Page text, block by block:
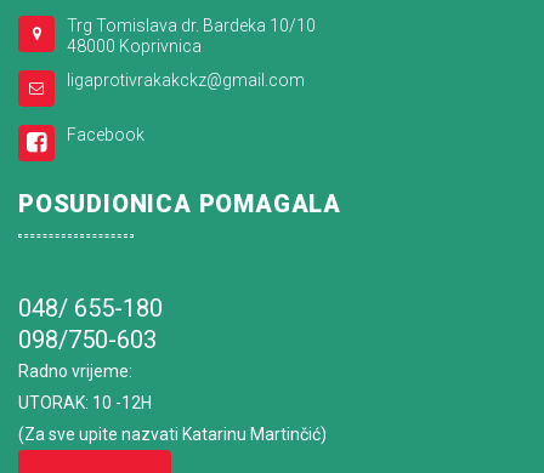
Trg Tomislava dr. Bardeka 10/10
48000 Koprivnica
ligaprotivrakakckz@gmail.com
Facebook
POSUDIONICA POMAGALA
048/ 655-180
098/750-603
Radno vrijeme:
UTORAK: 10 -12H
(Za sve upite nazvati Katarinu Martinčić)